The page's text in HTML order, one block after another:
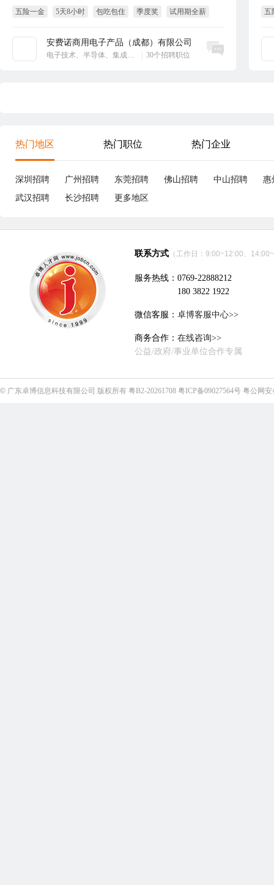
五险一金 5天8小时 包吃包住 季度奖
试用期全薪
安费诺商用电子产品（成都）有限公司
电子技术、半导体、集成电路 30个招聘职位
立即沟通
五
热门地区 热门职位 热门企业
深圳招聘 广州招聘 东莞招聘 佛山招聘 中山招聘
惠
武汉招聘
长沙招聘 更多地区
联系方式 （工作日：9:00~12:00、
服务热线：0769-22888212
180 3822 1922
微信客服： 卓博客服中心>>
商务合作： 在线咨询>>
公益/政府/事业单位合作专属
© 广东卓博信息科技有限公司 版权所有 粤B2-20261708 粤ICP备09027564号 粤公网安